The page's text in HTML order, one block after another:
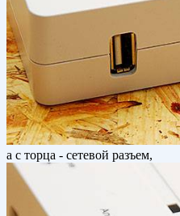
а с торца - сетевой разъем,